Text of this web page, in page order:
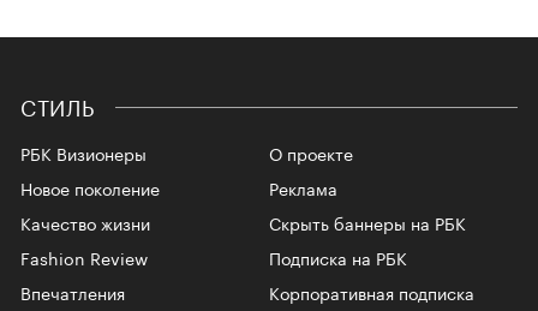
СТИЛЬ
РБК Визионеры
Новое поколение
Качество жизни
Fashion Review
Впечатления
О проекте
Реклама
Скрыть баннеры на РБК
Подписка на РБК
Корпоративная подписка